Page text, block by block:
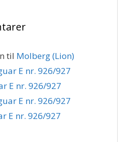
til Molberg (Lion)
E nr. 926/927
E nr. 926/927
E nr. 926/927
E nr. 926/927